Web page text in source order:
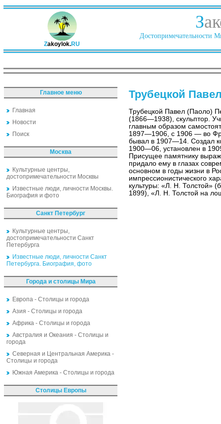
Zakoylok.RU
З
Достопримечательности
Главное меню
Главная
Новости
Поиск
Москва
Культурные центры,
достопримечательности Москвы
Известные люди, личности Москвы.
Биография и фото
Санкт Петербург
Культурные центры,
достопримечательности Санкт
Петербурга
Известные люди, личности Санкт
Петербурга. Биография, фото
Города и столицы Мира
Европа - Столицы и города
Азия - Столицы и города
Африка - Столицы и города
Австралия и Океания - Столицы и
города
Северная и Центральная Америка -
Столицы и города
Южная Америка - Столицы и города
Столицы Европы
Трубецкой
Трубецкой Павел (Паоло)
(1866—1938), скульптор.
главным образом
1897—1906, с 1906 — во
бывал в 1907—14. Создал
1900—06, установлен в
Присущее памятнику
придало ему в глазах
основном в годы жизни в
импрессионистического
культуры: «Л. Н. Толстой»
1899), «Л. Н. Толстой на